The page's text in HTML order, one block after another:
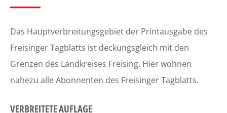
Das Hauptverbreitungsgebiet der Printausgabe des
Freisinger Tagblatts ist deckungsgleich mit den
Grenzen des Landkreises Freising. Hier wohnen
nahezu alle Abonnenten des Freisinger Tagblatts.
VERBREITETE AUFLAGE